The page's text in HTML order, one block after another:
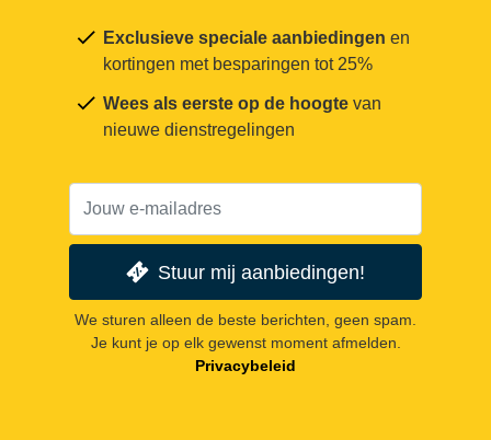
Exclusieve speciale aanbiedingen en
kortingen met besparingen tot 25%
Wees als eerste op de hoogte van
nieuwe dienstregelingen
Stuur mij aanbiedingen!
We sturen alleen de beste berichten, geen spam.
Je kunt je op elk gewenst moment afmelden.
Privacybeleid